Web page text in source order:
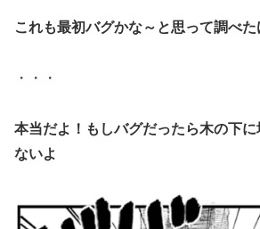
これも最初バグかな～と思って調べ
・・・
本当だよ！もしバグだったら木の下
ないよ